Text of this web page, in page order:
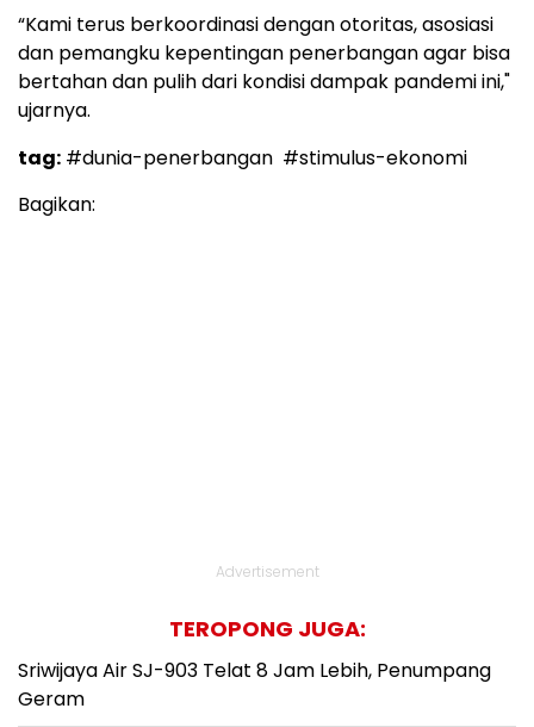
“Kami terus berkoordinasi dengan otoritas, asosiasi
dan pemangku kepentingan penerbangan agar bisa
bertahan dan pulih dari kondisi dampak pandemi ini,"
ujarnya.
tag: #dunia-penerbangan #stimulus-ekonomi
Bagikan:
Advertisement
TEROPONG JUGA:
Sriwijaya Air SJ-903 Telat 8 Jam Lebih, Penumpang
Geram